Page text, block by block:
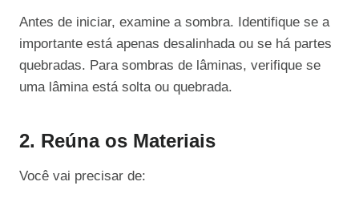
Antes de iniciar, examine a sombra. Identifique se a
importante está apenas desalinhada ou se há partes
quebradas. Para sombras de lâminas, verifique se
uma lâmina está solta ou quebrada.
2. Reúna os Materiais
Você vai precisar de: